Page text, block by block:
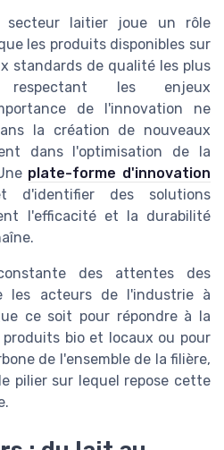
secteur laitier joue un rôle
les produits disponibles sur
standards de qualité les plus
les enjeux
de l'innovation ne
la création de nouveaux
dans l'optimisation de la
plate-forme d'innovation
d'identifier des solutions
l'efficacité et la durabilité
des attentes des
les acteurs de l'industrie à
ce soit pour répondre à la
bio et locaux ou pour
de l'ensemble de la filière,
pilier sur lequel repose cette